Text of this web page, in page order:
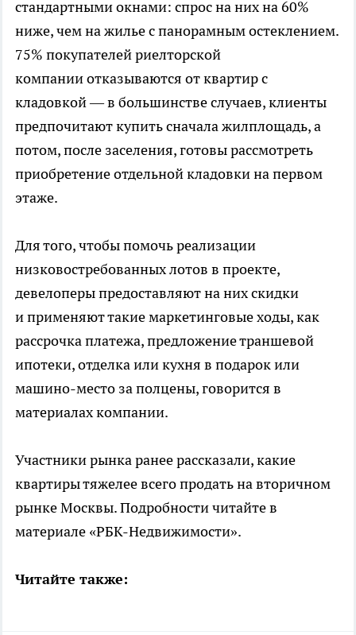
стандартными окнами: спрос на них на 60%
ниже, чем на жилье с панорамным остеклением.
75% покупателей риелторской
компании отказываются от квартир с
кладовкой — в большинстве случаев, клиенты
предпочитают купить сначала жилплощадь, а
потом, после заселения, готовы рассмотреть
приобретение отдельной кладовки на первом
этаже.
Для того, чтобы помочь реализации
низковостребованных лотов в проекте,
девелоперы предоставляют на них скидки
и применяют такие маркетинговые ходы, как
рассрочка платежа, предложение траншевой
ипотеки, отделка или кухня в подарок или
машино-место за полцены, говорится в
материалах компании.
Участники рынка ранее рассказали, какие
квартиры тяжелее всего продать на вторичном
рынке Москвы. Подробности читайте в
материале «РБК-Недвижимости».
Читайте также: